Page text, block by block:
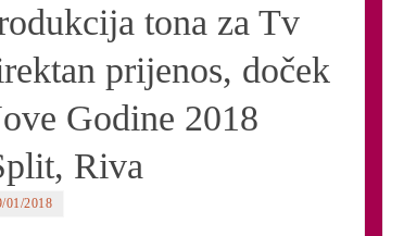
tona za Tv
prijenos, doček
Godine 2018
Riva
01/2018